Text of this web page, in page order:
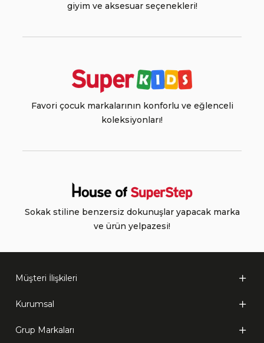
giyim ve aksesuar seçenekleri!
Favori çocuk markalarının konforlu ve eğlenceli
koleksiyonları!
Sokak stiline benzersiz dokunuşlar yapacak marka
ve ürün yelpazesi!
Müşteri İlişkileri
Kurumsal
Grup Markaları